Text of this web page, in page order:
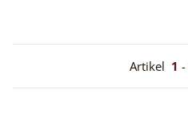
Artikel 1 -